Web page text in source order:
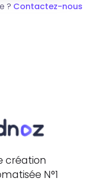
? Contactez-nous
création
N°1